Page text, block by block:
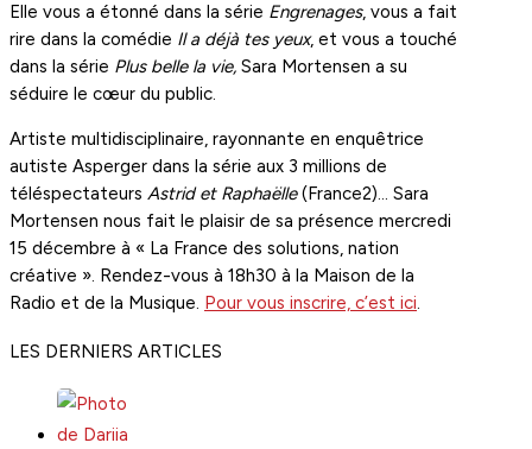
Elle vous a étonné dans la série Engrenages, vous a fait
rire dans la comédie Il a déjà tes yeux, et vous a touché
dans la série Plus belle la vie, Sara Mortensen a su
séduire le cœur du public.
Artiste multidisciplinaire, rayonnante en enquêtrice
autiste Asperger dans la série aux 3 millions de
téléspectateurs Astrid et Raphaëlle(France2)… Sara
Mortensen nous fait le plaisir de sa présence mercredi
15 décembre à « La France des solutions, nation
créative ». Rendez-vous à 18h30 à la Maison de la
Radio et de la Musique. Pour vous inscrire, c’est ici.
LES DERNIERS ARTICLES